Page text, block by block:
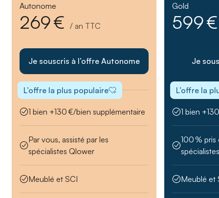
Autonome
269 € / an TTC
Je souscris à l’offre Autonome
L’offre la plus populaire
Gold
599
Je
L’offre la
1 bien +130 €/bien supplémentaire 1 bien
Par vous, assisté par les
spécialistes Qlower
100 %
spécialistes
Meublé et SCI Meublé et